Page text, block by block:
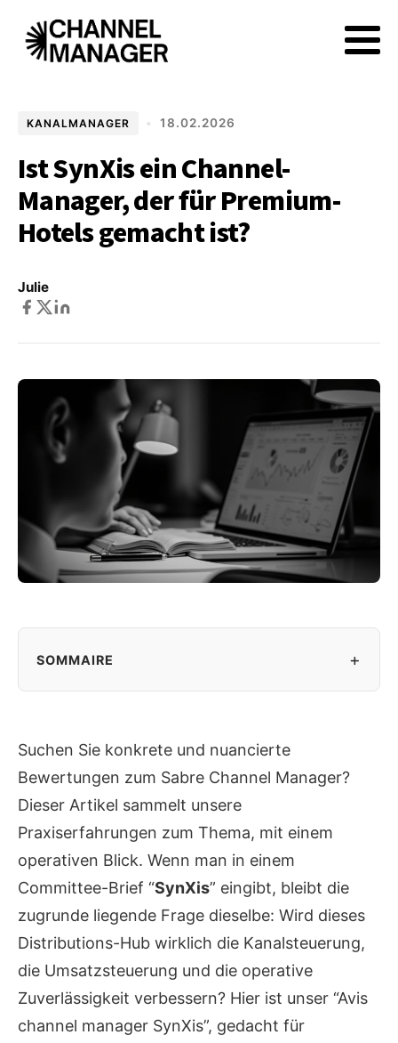
KANALMANAGER • 18.02.2026
Ist SynXis ein Channel-
Manager, der für Premium-
Hotels gemacht ist?
Julie
SOMMAIRE +
Suchen Sie konkrete und nuancierte
Bewertungen zum Sabre Channel Manager?
Dieser Artikel sammelt unsere
Praxiserfahrungen zum Thema, mit einem
operativen Blick. Wenn man in einem
Committee-Brief “SynXis” eingibt, bleibt die
zugrunde liegende Frage dieselbe: Wird dieses
Distributions-Hub wirklich die Kanalsteuerung,
die Umsatzsteuerung und die operative
Zuverlässigkeit verbessern? Hier ist unser “Avis
channel manager SynXis”, gedacht für